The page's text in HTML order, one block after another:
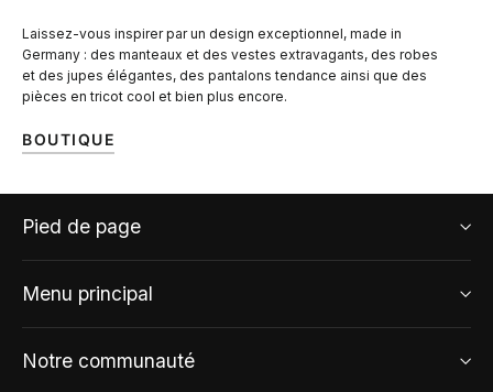
Laissez-vous inspirer par un design exceptionnel, made in
Germany : des manteaux et des vestes extravagants, des robes
et des jupes élégantes, des pantalons tendance ainsi que des
pièces en tricot cool et bien plus encore.
BOUTIQUE
Pied de page
Menu principal
Notre communauté